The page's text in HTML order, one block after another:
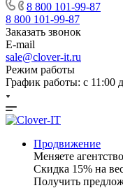
8 800 101-99-87
8 800 101-99-87
Заказать звонок
E-mail
sale@clover-it.ru
Режим работы
График работы: с 11:00
Продвижение
Меняете
Скидка 15% на
Получить